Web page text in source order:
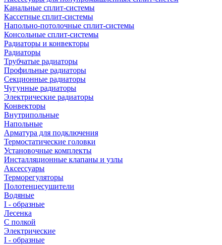
Канальные сплит-системы
Кассетные сплит-системы
Напольно-потолочные сплит-системы
Консольные сплит-системы
Радиаторы и конвекторы
Радиаторы
Трубчатые радиаторы
Профильные радиаторы
Секционные радиаторы
Чугунные радиаторы
Электрические радиаторы
Конвекторы
Внутрипольные
Напольные
Арматура для подключения
Термостатические головки
Установочные комплекты
Инсталляционные клапаны и узлы
Аксессуары
Терморегуляторы
Полотенцесушители
Водяные
I - образные
Лесенка
С полкой
Электрические
I - образные